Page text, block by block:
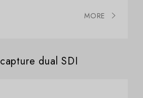
MORE
dual SDI